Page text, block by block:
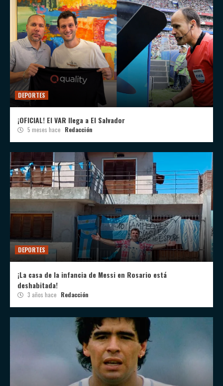
DEPORTES
¡OFICIAL! El VAR llega a El Salvador
5 meses hace Redacción
DEPORTES
¡La casa de la infancia de Messi en Rosario está
deshabitada!
3 años hace Redacción